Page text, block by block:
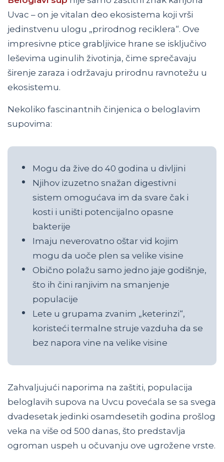
Uvac – on je vitalan deo ekosistema koji vrši
jedinstvenu ulogu „prirodnog reciklera“. Ove
impresivne ptice grabljivice hrane se isključivo
leševima uginulih životinja, čime sprečavaju
širenje zaraza i održavaju prirodnu ravnotežu u
ekosistemu.
Nekoliko fascinantnih činjenica o beloglavim
supovima:
Mogu da žive do 40 godina u divljini
Njihov izuzetno snažan digestivni
sistem omogućava im da svare čak i
kosti i uništi potencijalno opasne
bakterije
Imaju neverovatno oštar vid kojim
mogu da uoče plen sa velike visine
Obično polažu samo jedno jaje godišnje,
što ih čini ranjivim na smanjenje
populacije
Lete u grupama zvanim „keterinzi“,
koristeći termalne struje vazduha da se
bez napora vine na velike visine
Zahvaljujući naporima na zaštiti, populacija
beloglavih supova na Uvcu povećala se sa svega
dvadesetak jedinki osamdesetih godina prošlog
veka na više od 500 danas, što predstavlja
ogroman uspeh u očuvanju ove ugrožene vrste.